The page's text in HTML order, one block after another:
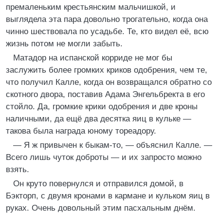
премаленьким крестьянским мальчишкой, и
выглядела эта пара довольно трогательно, когда она
чинно шествовала по усадьбе. Те, кто видел её, всю
жизнь потом не могли забыть.
Матадор на испанской корриде не мог бы
заслужить более громких криков одобрения, чем те,
что получил Калле, когда он возвращался обратно со
скотного двора, поставив Адама Энгельбректа в его
стойло. Да, громкие крики одобрения и две кроны
наличными, да ещё два десятка яиц в кульке —
такова была награда юному тореадору.
— Я ж привычен к быкам-то, — объяснил Калле. —
Всего лишь чуток доброты — и их запросто можно
взять.
Он круто повернулся и отправился домой, в
Бэкторп, с двумя кронами в кармане и кульком яиц в
руках. Очень довольный этим пасхальным днём.